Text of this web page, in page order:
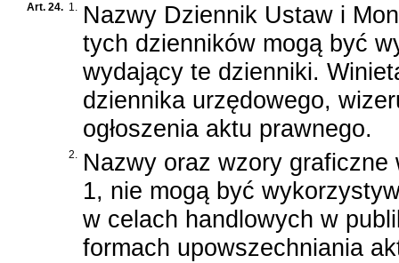
Art. 24. 1. Nazwy Dziennik Ustaw i
tych dzienników mogą być
wydający te dzienniki.
dziennika urzędowego,
ogłoszenia aktu prawnego.
2. Nazwy oraz wzory
1, nie mogą być
w celach handlowych w
formach upowszechniania